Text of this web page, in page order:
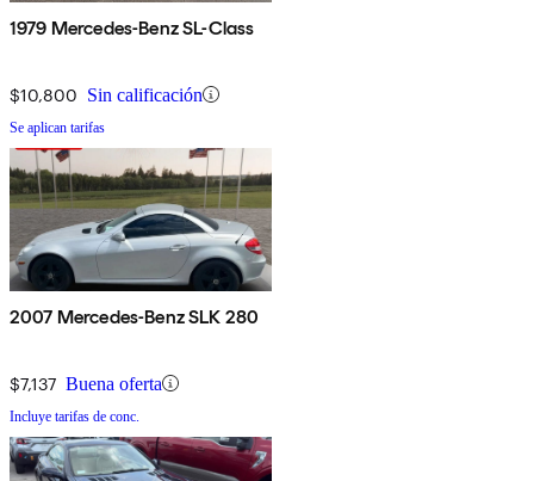
1979 Mercedes-Benz SL-Class
$10,800 Sin calificación
Se aplican tarifas
2007 Mercedes-Benz SLK 280
$7,137 Buena oferta
Incluye tarifas de conc.